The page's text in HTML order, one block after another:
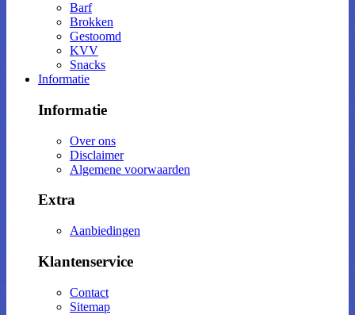
Barf
Brokken
Gestoomd
KVV
Snacks
Informatie
Informatie
Over ons
Disclaimer
Algemene voorwaarden
Extra
Aanbiedingen
Klantenservice
Contact
Sitemap